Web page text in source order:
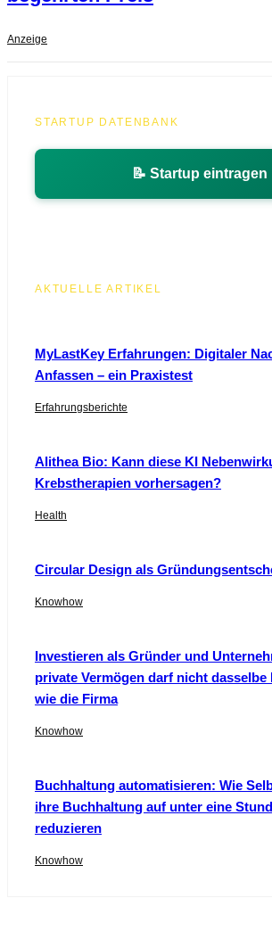
Anzeige
STARTUP DATENBANK
📝 Startup eintragen
AKTUELLE ARTIKEL
MyLastKey Erfahrungen: Digitaler
Anfassen – ein Praxistest
Erfahrungsberichte
Alithea Bio: Kann diese KI
Krebstherapien vorhersagen?
Health
Circular Design als
Knowhow
Investieren als Gründer und
private Vermögen darf nicht dasselbe
wie die Firma
Knowhow
Buchhaltung automatisieren: Wie
ihre Buchhaltung auf unter eine
reduzieren
Knowhow